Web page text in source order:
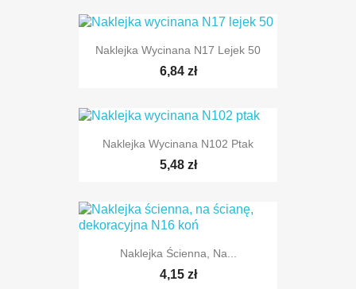
Naklejka Wycinana N17 Lejek 50
6,84 zł
Naklejka Wycinana N102 Ptak
5,48 zł
Naklejka Ścienna, Na...
4,15 zł